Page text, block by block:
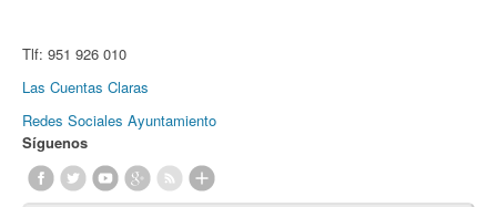
Tlf: 951 926 010
Las Cuentas Claras
Redes Sociales Ayuntamiento
Síguenos